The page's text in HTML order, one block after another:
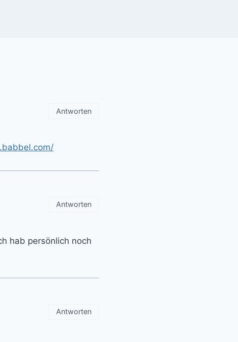
Antworten
hab persönlich noch
Antworten
Antworten